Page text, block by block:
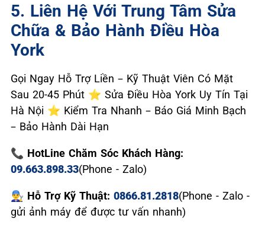
5. Liên Hệ Với Trung Tâm Sửa
Chữa & Bảo Hành Điều Hòa
York
Gọi Ngay Hỗ Trợ Liền – Kỹ Thuật Viên Có Mặt
Sau 20-45 Phút ⭐ Sửa Điều Hòa York Uy Tín Tại
Hà Nội ⭐ Kiểm Tra Nhanh – Báo Giá Minh Bạch
– Bảo Hành Dài Hạn
📞 HotLine Chăm Sóc Khách Hàng:
09.663.898.33(Phone - Zalo)
👨‍🔧 Hỗ Trợ Kỹ Thuật: 0866.81.2818(Phone - Zalo -
gửi ảnh máy để được tư vấn nhanh)